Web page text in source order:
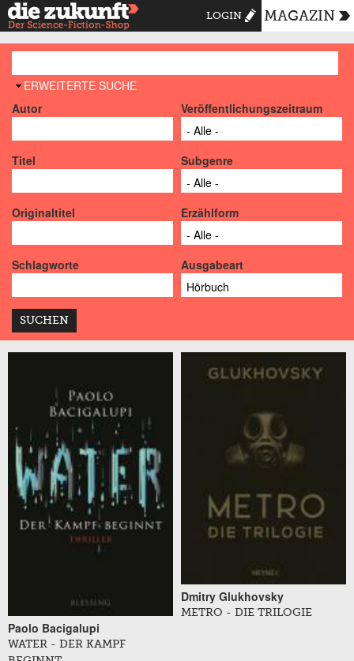
LOGIN MAGAZIN
AUSBLENDEN
ERWEITERTE SUCHE
Autor
Veröffentlichungszeitraum
Titel Subgenre
Originaltitel Erzählform
Schlagworte Ausgabeart
Paolo Bacigalupi
WATER - DER KAMPF
Dmitry Glukhovsky
METRO - DIE TRILOGIE